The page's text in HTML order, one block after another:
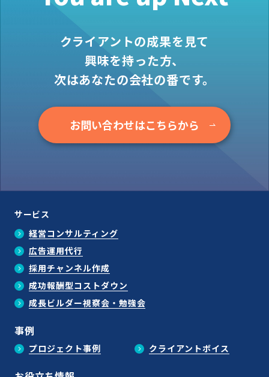
会社概要
お問い合わせ
資料ダウンロード
クライアントの成果を見て
興味を持った方、
次はあなたの会社の番です。
お問い合わせはこちらから
サービス
経営コンサルティング
広告運用代行
採用チャンネル作成
成功報酬型コストダウン
成長ビルダー視察会・勉強会
事例
プロジェクト事例 クライアントボイス